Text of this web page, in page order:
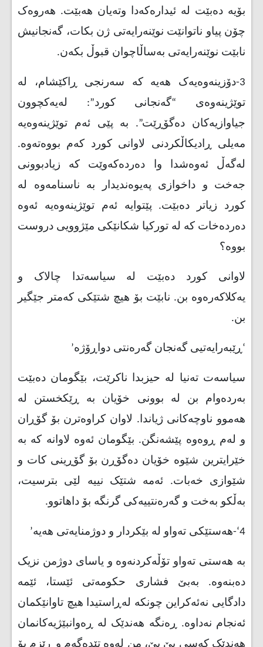
بۆیە دەبێت لە ئیدارەکەدا وتەیان هەبێت. هەروەک
چۆن پیاو ناتوانێت نوێنەرایەتی ژن بکات، گەنجانیش
نابێت نوێنەرایەتی بەساڵاچوان قبوڵ بکەن.
3
-دۆزینەوەیەک هەیە کە سەرنجی ڕاکێشام، لە
توێژینەوەی “گەنجانی کورد”: لەیەکچوون
جیاوازیەکان دەگۆڕێت”. بە پێی ئەم توێژینەوەیە
مەیلی ڕادیکاڵکردنی لاوانی کورد کەم بووەتەوە.
لەگەڵ ئەوەشدا وا دەردەکەوێت کە زیادبوونی
جەخت و داخوازی پەیوەندیدار بە ناسنامەوە لە
کورد زیاتر دەبێت. پێتوایە ئەم توێژینەوەیە ئەوە
دەردەخات کە لە تورکیا شکانێکی مێژوویی دروست
بووە؟
لاوانی کورد دەبێت لە سیاسەتدا چالاک و
یەکلاکەرەوە بن. نابێت بۆ هیچ شتێکی کەمتر جێگیر
بن.
‘ ڕێبەرایەتیی گەنجان گەرەنتی دواڕۆژە’
سیاسەت تەنیا لە حیزبدا ناکرێت، بێگومان دەبێت
بەردەوام بن لە بوونی خۆیان بە ڕێکخستن لە
هەموو ناوچەکانی ژیاندا. لاوان کراوەترن بۆ گۆڕان
و لەم ڕوەوە پێشەنگن. بێگومان ئەوە لاوانە کە بە
خێرایترین شێوە خۆیان دەگۆڕن بۆ گۆڕینی کات و
شێوازی خەبات. ئەمە شتێک نییە لێی بترسیت،
بەڵکو بەخت و گەرەنتییەکی گرنگە بۆ داهاتوو.
4
-‘هەستێکی تەواو لە بێکردار و دوژمنایەتی هەیە’
بە هەستی تەواو تۆڵەکردنەوە و یاسای دوژمن نزیک
دەبنەوە. بەبێ فشاری حکومەتی ئێستا، ئێمە
دادگایی نەئەکراین چونکە لەڕاستیدا هیچ تاوانێکمان
ئەنجام نەداوە. ڕەنگە هەندێک لە ڕەوانبێژیەکانمان
هەندێک کەسی پێ بێ، من لەوە تێدەگەم و ڕێزم بۆ